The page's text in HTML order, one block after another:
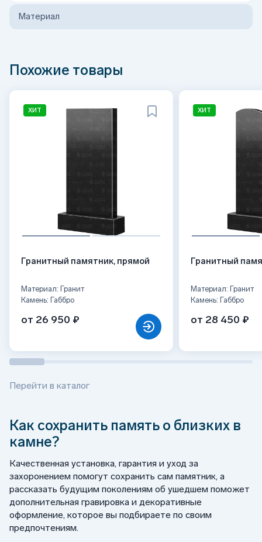
Материал
Похожие товары
ХИТ
Гранитный памятник, прямой
Материал: Гранит
Камень: Габбро
от 26 950 ₽
ХИТ
Гранитный
Материал: Гранит
Камень: Габбро
от 28 450 ₽
Перейти в каталог
Как сохранить память о близких в
камне?
Качественная установка, гарантия и уход за
захоронением помогут сохранить сам памятник, а
рассказать будущим поколениям об ушедшем поможет
дополнительная гравировка и декоративные
оформление, которое вы подбираете по своим
предпочтениям.